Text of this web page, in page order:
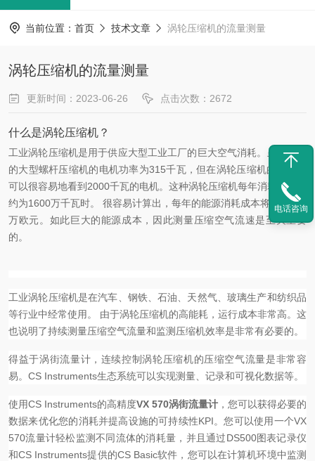
当前位置： 首页 技术文章 涡轮压缩机的流量测量
涡轮压缩机的流量测量
更新时间：2023-06-26 点击次数：2672
什么是涡轮压缩机？
工业涡轮压缩机是用于供应大型工业工厂的巨大空气消耗。虽然常用
的大型螺杆压缩机的电机功率为315千瓦，但在涡轮压缩机的世界中
可以很容易地看到2000千瓦的电机。这种涡轮压缩机每年消耗的能量
约为1600万千瓦时。 很容易计算出，每年的能源消耗成本将超过300
万欧元。如此巨大的能源成本，因此测量压缩空气流速是至关重要
的。
工业涡轮压缩机是在汽车、钢铁、石油、天然气、玻璃生产和纺织品
等行业中经常使用。 由于涡轮压缩机的高能耗，运行成本非常高。这
也说明了持续测量压缩空气流量和监测压缩机效率是非常有必要的。
得益于涡街流量计，连续控制涡轮压缩机的压缩空气流量是非常容
易。CS Instruments生态系统可以实现测量、记录和可视化数据等。
使用CS Instruments的高精度VX 570涡街流量计 ，您可以获得必要的
数据来优化您的消耗并提高设施的可持续性KPI。您可以使用一个VX
570流量计轻松监测不同流体的消耗量，并且通过DS500图表记录仪
和CS Instruments提供的CS Basic软件，您可以在计算机环境中监测
电话咨询